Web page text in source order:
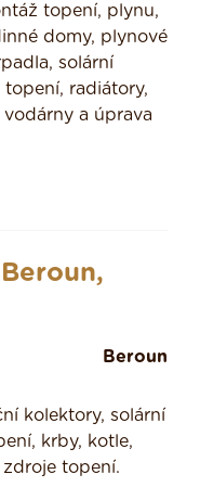
topení, plynu,
domy, plynové
solární
topení, radiátory,
a úprava
Beroun
kolektory, solární
krby, kotle,
topení.